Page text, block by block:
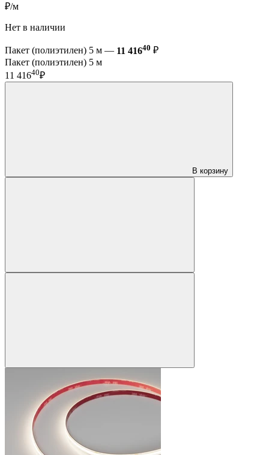
₽/м
Нет в наличии
Пакет (полиэтилен) 5 м — 11 41640 ₽
Пакет (полиэтилен) 5 м
11 41640₽
В корзину